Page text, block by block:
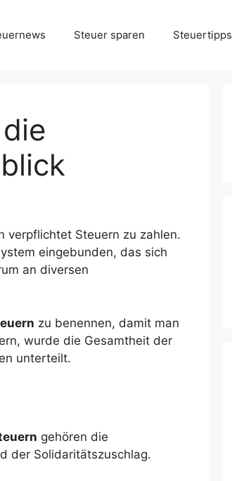
Steuer sparen Steuertipps
verpflichtet Steuern zu zahlen.
eingebunden, das sich
an diversen
zu benennen, damit man
wurde die Gesamtheit der
unterteilt.
gehören die
der Solidaritätszuschlag.